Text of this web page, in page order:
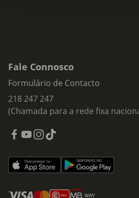
Fale Connosco
Formulário de Contacto
218 247 247
(Chamada para a rede fixa